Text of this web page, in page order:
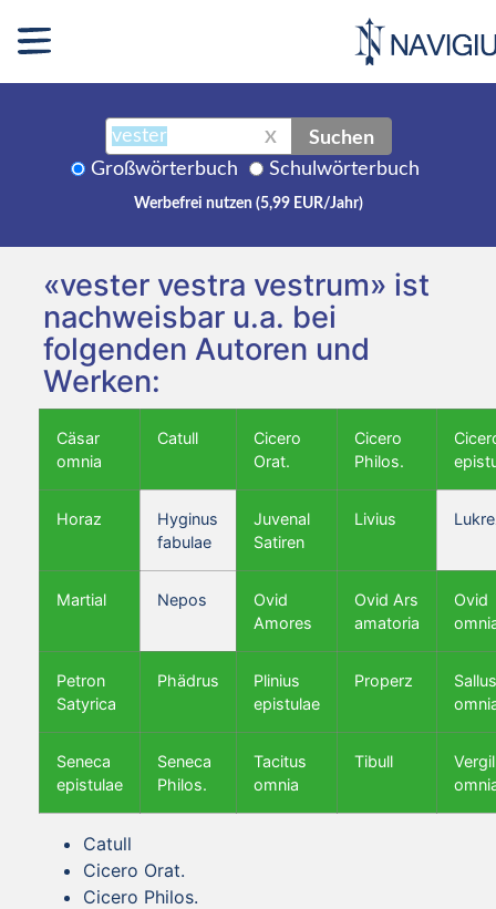
X Suchen
Großwörterbuch Schulwörterbuch
Werbefrei nutzen (5,99 EUR/Jahr)
«vester vestra vestrum» ist
nachweisbar u.a. bei
folgenden Autoren und
Werken:
Cäsar
omnia
Catull
Cicero
Orat.
Cicero
Philos.
Horaz
Hyginus
fabulae
Juvenal
Satiren
Livius
Martial Nepos
Ovid
Amores
Ovid Ars
amatoria
Ovid
Petron
Satyrica
Phädrus
Plinius
epistulae
Properz
Seneca
epistulae
Seneca
Philos.
Tacitus
omnia
Tibull
Vergil
Catull
Cicero Orat.
Cicero Philos.